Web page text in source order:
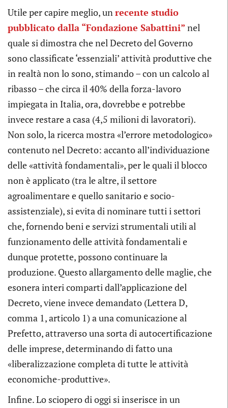
Utile per capire meglio, unrecente studio
pubblicato dalla “Fondazione Sabattini” nel
quale si dimostra che nel Decreto del Governo
sono classificate ‘essenziali’ attività produttive che
in realtà non lo sono, stimando – con un calcolo al
ribasso – che circa il 40% della forza-lavoro
impiegata in Italia, ora, dovrebbe e potrebbe
invece restare a casa (4,5 milioni di lavoratori).
Non solo, la ricerca mostra «l’errore metodologico»
contenuto nel Decreto: accanto all’individuazione
delle «attività fondamentali», per le quali il blocco
non è applicato (tra le altre, il settore
agroalimentare e quello sanitario e socio-
assistenziale), si evita di nominare tutti i settori
che, fornendo beni e servizi strumentali utili al
funzionamento delle attività fondamentali e
dunque protette, possono continuare la
produzione. Questo allargamento delle maglie, che
esonera interi comparti dall’applicazione del
Decreto, viene invece demandato (Lettera D,
comma 1, articolo 1) a una comunicazione al
Prefetto, attraverso una sorta di autocertificazione
delle imprese, determinando di fatto una
«liberalizzazione completa di tutte le attività
economiche-produttive».
Infine. Lo sciopero di oggi si inserisce in un